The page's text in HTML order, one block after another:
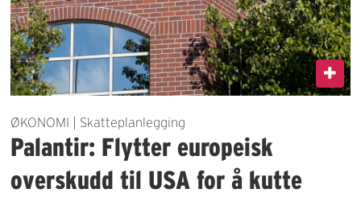
ØKONOMI | Skatteplanlegging
Palantir: Flytter europeisk
overskudd til USA for å kutte